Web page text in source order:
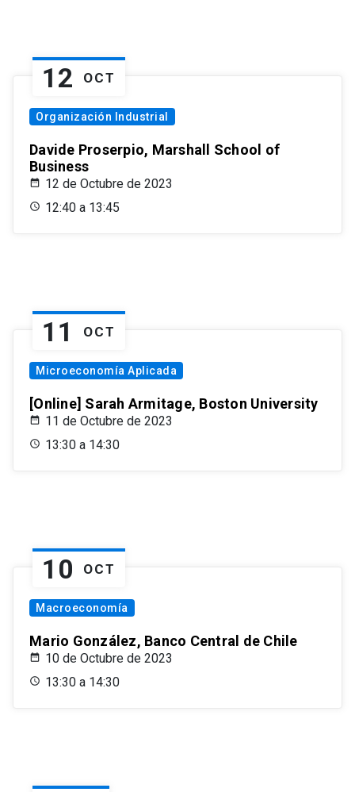
12 OCT
Organización Industrial
Davide Proserpio, Marshall School of
Business
12 de Octubre de 2023
12:40 a 13:45
11 OCT
Microeconomía Aplicada
[Online] Sarah Armitage, Boston University
11 de Octubre de 2023
13:30 a 14:30
10 OCT
Macroeconomía
Mario González, Banco Central de Chile
10 de Octubre de 2023
13:30 a 14:30